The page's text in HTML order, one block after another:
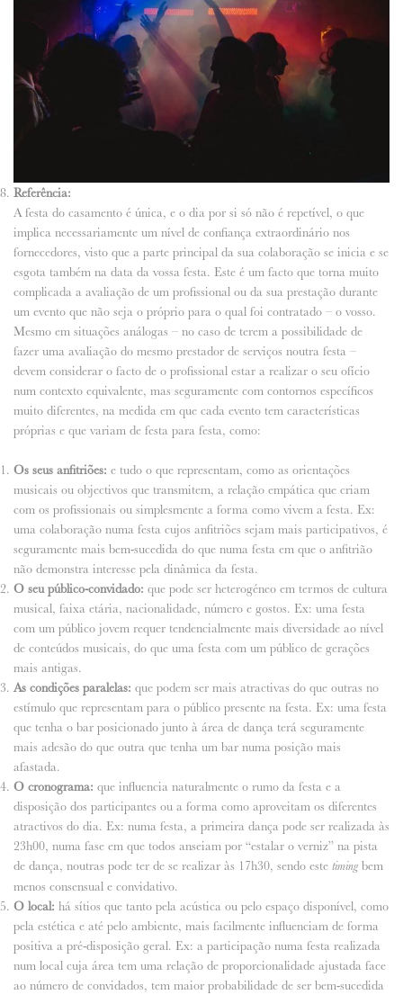
Referência:
A festa do casamento é única, e o dia por si só não é repetível, o que
implica necessariamente um nível de confiança extraordinário nos
fornecedores, visto que a parte principal da sua colaboração se inicia e se
esgota também na data da vossa festa. Este é um facto que torna muito
complicada a avaliação de um profissional ou da sua prestação durante
um evento que não seja o próprio para o qual foi contratado – o vosso.
Mesmo em situações análogas – no caso de terem a possibilidade de
fazer uma avaliação do mesmo prestador de serviços noutra festa –
devem considerar o facto de o profissional estar a realizar o seu ofício
num contexto equivalente, mas seguramente com contornos específicos
muito diferentes, na medida em que cada evento tem características
próprias e que variam de festa para festa, como:
Os seus anfitriões: e tudo o que representam, como as orientações
musicais ou objectivos que transmitem, a relação empática que criam
com os profissionais ou simplesmente a forma como vivem a festa. Ex:
uma colaboração numa festa cujos anfitriões sejam mais participativos, é
seguramente mais bem-sucedida do que numa festa em que o anfitrião
não demonstra interesse pela dinâmica da festa.
O seu público-convidado: que pode ser heterogéneo em termos de cultura
musical, faixa etária, nacionalidade, número e gostos. Ex: uma festa
com um público jovem requer tendencialmente mais diversidade ao nível
de conteúdos musicais, do que uma festa com um público de gerações
mais antigas.
As condições paralelas: que podem ser mais atractivas do que outras no
estímulo que representam para o público presente na festa. Ex: uma festa
que tenha o bar posicionado junto à área de dança terá seguramente
mais adesão do que outra que tenha um bar numa posição mais
afastada.
O cronograma: que influencia naturalmente o rumo da festa e a
disposição dos participantes ou a forma como aproveitam os diferentes
atractivos do dia. Ex: numa festa, a primeira dança pode ser realizada às
23h00, numa fase em que todos anseiam por “estalar o verniz” na pista
de dança, noutras pode ter de se realizar às 17h30, sendo este timingbem
menos consensual e convidativo.
O local: há sítios que tanto pela acústica ou pelo espaço disponível, como
pela estética e até pelo ambiente, mais facilmente influenciam de forma
positiva a pré-disposição geral. Ex: a participação numa festa realizada
num local cuja área tem uma relação de proporcionalidade ajustada face
ao número de convidados, tem maior probabilidade de ser bem-sucedida